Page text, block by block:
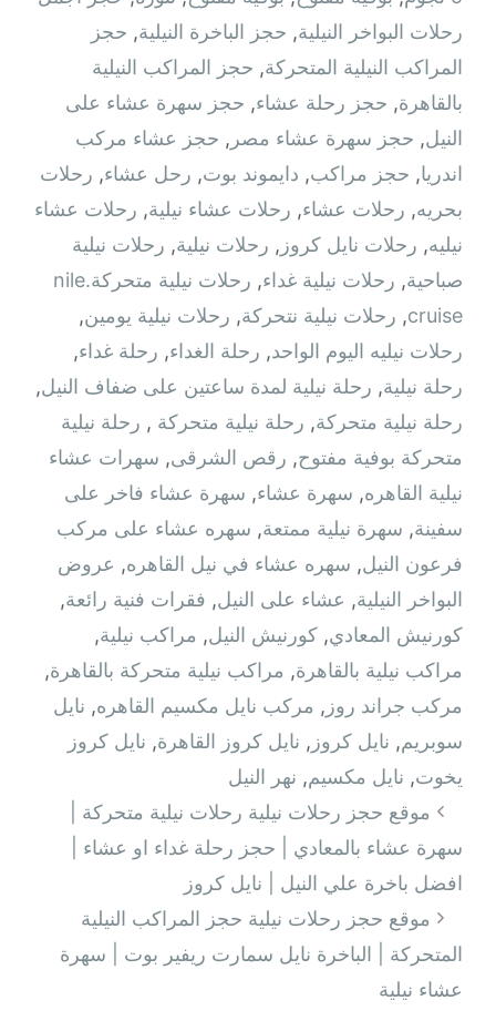
رحلات البواخر النيلية, حجز الباخرة النيلية, حجز
المراكب النيلية المتحركة, حجز المراكب النيلية
بالقاهرة, حجز رحلة عشاء, حجز سهرة عشاء على
النيل, حجز سهرة عشاء مصر , حجز عشاء مركب
اندريا, حجز مراكب, دايموند بوت, رحل عشاء, رحلات
بحريه, رحلات عشاء, رحلات عشاء نيلية, رحلات عشاء
نيليه, رحلات نايل كروز , رحلات نيلية, رحلات نيلية
صباحية, رحلات نيلية غداء,
رحلات نيلية متحركة.nile
cruise
, رحلات نيلية نتحركة, رحلات نيلية يومين,
رحلات نيليه اليوم الواحد, رحلة الغداء, رحلة غداء,
رحلة نيلية, رحلة نيلية لمدة ساعتين على ضفاف النيل,
رحلة نيلية متحركة, رحلة نيلية متحركة ‫ , رحلة نيلية
متحركة بوفية مفتوح, رقص الشرقى, سهرات عشاء
نيلية القاهره, سهرة عشاء, سهرة عشاء فاخر على
سفينة, سهرة نيلية ممتعة, سهره عشاء على مركب
فرعون النيل, سهره عشاء في نيل القاهره‏, عروض
البواخر النيلية, عشاء على النيل, فقرات فنية رائعة,
كورنيش المعادي, كورنيش النيل, مراكب نيلية,
مراكب نيلية بالقاهرة, مراكب نيلية متحركة بالقاهرة,
مركب جراند روز , مركب نايل مكسيم القاهره, نايل
سوبريم, نايل كروز , نايل كروز القاهرة, نايل كروز
يخوت, نايل مكسيم, نهر النيل
تصفّح
المقالات
موقع حجز رحلات نيلية رحلات نيلية متحركة |
سهرة عشاء بالمعادي | حجز رحلة غداء او عشاء |
افضل باخرة علي النيل | نايل كروز
موقع حجز رحلات نيلية حجز المراكب النيلية
المتحركة | الباخرة نايل سمارت ريفير بوت | سهرة
عشاء نيلية